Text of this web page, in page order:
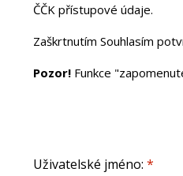
ČČK přístupové údaje.
Zaškrtnutím Souhlasím
Pozor!Funkce
Uživatelské jméno: *